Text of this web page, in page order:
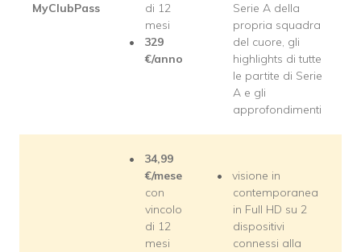
MyClubPass
di 12
mesi
329
€/anno
Serie A della
propria squadra
del cuore, gli
highlights di tutte
le partite di Serie
A e gli
approfondimenti
34,99
€/mese
con
vincolo
di 12
mesi
visione in
contemporanea
in Full HD su 2
dispositivi
connessi alla